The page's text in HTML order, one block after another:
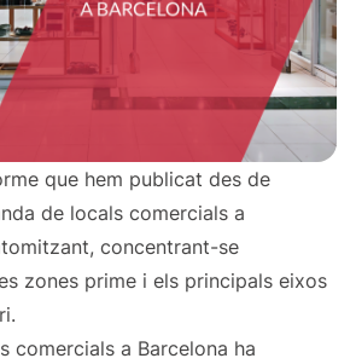
que hem publicat des de
de locals comercials a
concentrant-se
zones prime i els principals eixos
comercials a Barcelona ha